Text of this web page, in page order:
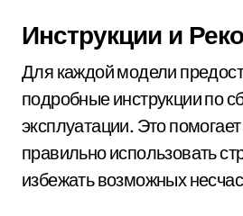
Инструкции и
Для каждой модели
подробные инструкции по
эксплуатации. Это
правильно использовать
избежать возможных